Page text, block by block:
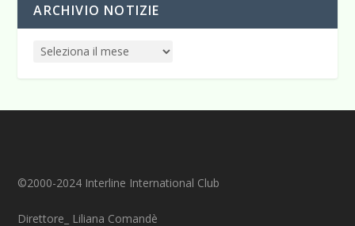
ARCHIVIO NOTIZIE
©2000-2024 Interline International Club
Direttore_ Liliana Comandè